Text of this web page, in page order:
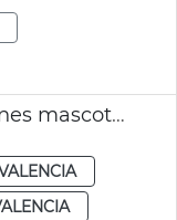
Ordenanza convivencia orines mascotas